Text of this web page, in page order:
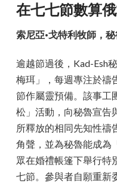
在七七節數算
索尼亞·戈特利牧師，
逾越節過後，Kad-Esh
梅珥」，每週專注於禱
節作屬靈預備。該事工
松」活動，向秘魯宣告
所釋放的相同先知性禱
角聲，並為秘魯能成為
眾在婚禮帳篷下舉行特
七節。參與者自願重新